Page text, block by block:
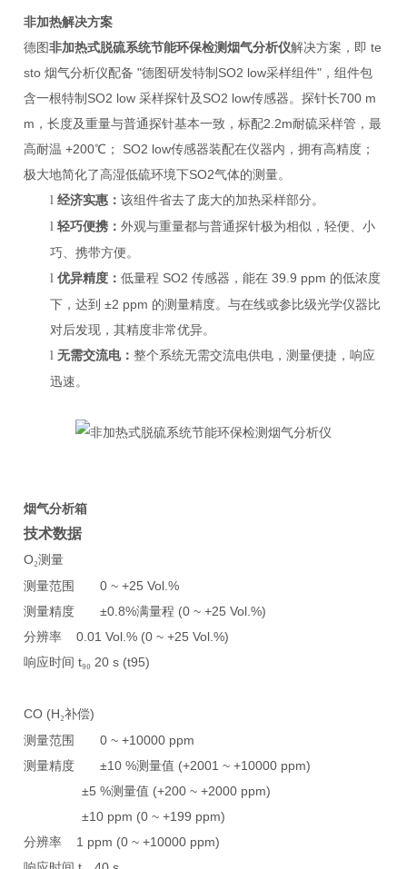
非加热解决方案
德图非加热式脱硫系统节能环保检测烟气分析仪解决方案，即 te
sto烟气分析仪配备 "德图研发特制 SO2 low采样组件" ，组件包
含一根特制 SO2 low采样探针及SO2 low传感器。探针长700 m
m ，长度及重量与普通探针基本一致，标配2.2m耐硫采样管，最
高耐温 +200℃ ； SO2 low传感器装配在仪器内，拥有高精度；
极大地简化了高湿低硫环境下SO2气体的测量。
l 经济实惠：该组件省去了庞大的加热采样部分。
l 轻巧便携：外观与重量都与普通探针极为相似，轻便、小
巧、携带方便。
l 优异精度：低量程 SO2传感器，能在 39.9 ppm 的低浓度
下，达到 ±2 ppm 的测量精度。与在线或参比级光学仪器比
对后发现，其精度非常优异。
l 无需交流电：整个系统无需交流电供电，测量便捷，响应
迅速。
烟气分析箱
技术数据
O₂测量
测量范围
0 ~ +25 Vol.%
测量精度
±0.8%满量程 (0 ~ +25 Vol.%)
分辨率
0.01 Vol.% (0 ~ +25 Vol.%)
响应时间 t₉₀ 20 s (t95)
CO (H₂补偿)
测量范围
0 ~ +10000 ppm
测量精度
±10 %测量值 (+2001 ~ +10000 ppm)
±5 %测量值 (+200 ~ +2000 ppm)
±10 ppm (0 ~ +199 ppm)
分辨率
1 ppm (0 ~ +10000 ppm)